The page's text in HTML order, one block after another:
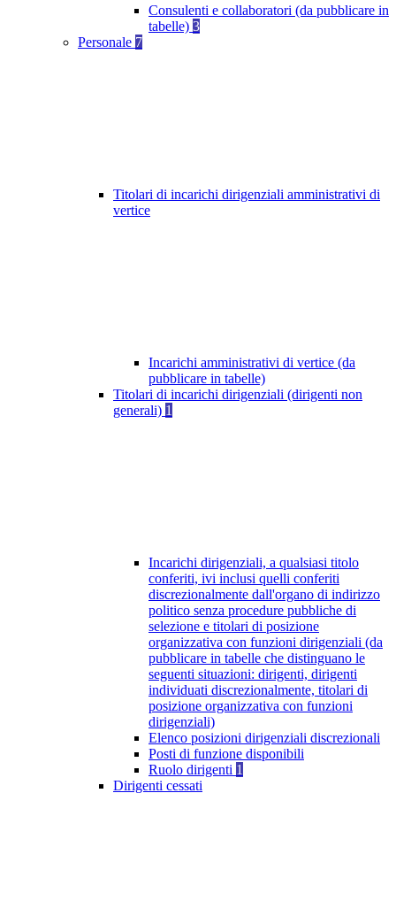
Consulenti e collaboratori (da pubblicare in
tabelle) 3
Personale 7
Titolari di incarichi dirigenziali amministrativi di
vertice
Incarichi amministrativi di vertice (da
pubblicare in tabelle)
Titolari di incarichi dirigenziali (dirigenti non
generali) 1
Incarichi dirigenziali, a qualsiasi titolo
conferiti, ivi inclusi quelli conferiti
discrezionalmente dall'organo di indirizzo
politico senza procedure pubbliche di
selezione e titolari di posizione
organizzativa con funzioni dirigenziali (da
pubblicare in tabelle che distinguano le
seguenti situazioni: dirigenti, dirigenti
individuati discrezionalmente, titolari di
posizione organizzativa con funzioni
dirigenziali)
Elenco posizioni dirigenziali discrezionali
Posti di funzione disponibili
Ruolo dirigenti 1
Dirigenti cessati